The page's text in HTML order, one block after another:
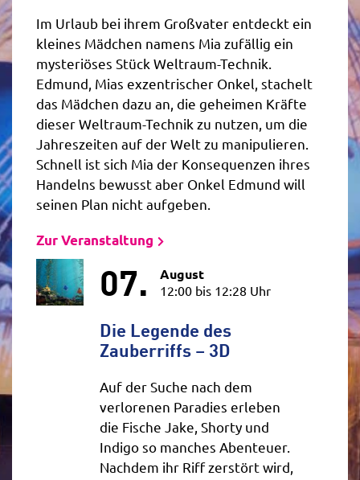
Im Urlaub bei ihrem Großvater entdeckt ein
kleines Mädchen namens Mia zufällig ein
mysteriöses Stück Weltraum-Technik.
Edmund, Mias exzentrischer Onkel, stachelt
das Mädchen dazu an, die geheimen Kräfte
dieser Weltraum-Technik zu nutzen, um die
Jahreszeiten auf der Welt zu manipulieren.
Schnell ist sich Mia der Konsequenzen ihres
Handelns bewusst aber Onkel Edmund will
seinen Plan nicht aufgeben.
Zur Veranstaltung
07. August
12:00 bis 12:28 Uhr
Die Legende des
Zauberriffs – 3D
Auf der Suche nach dem
verlorenen Paradies erleben
die Fische Jake, Shorty und
Indigo so manches Abenteuer.
Nachdem ihr Riff zerstört wird,